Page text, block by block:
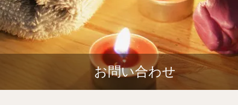
お問い合わせ